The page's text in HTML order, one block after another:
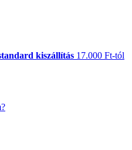
kiszállítás 17.000 Ft-tól